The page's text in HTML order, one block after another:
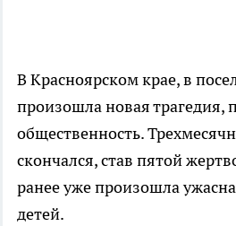
В Красноярском крае, в
произошла новая трагедия,
общественность.
скончался, став пятой
ранее уже произошла
детей.